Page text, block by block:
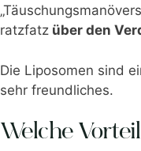
ratzfatz über den
Die Liposomen sind
sehr freundliches.
Welche